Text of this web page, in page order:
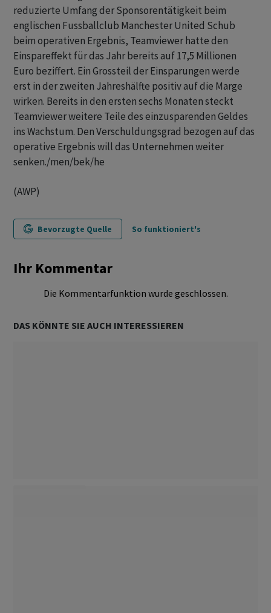
reduzierte Umfang der Sponsorentätigkeit beim
englischen Fussballclub Manchester United Schub
beim operativen Ergebnis, Teamviewer hatte den
Einspareffekt für das Jahr bereits auf 17,5 Millionen
Euro beziffert. Ein Grossteil der Einsparungen werde
erst in der zweiten Jahreshälfte positiv auf die Marge
wirken. Bereits in den ersten sechs Monaten steckt
Teamviewer weitere Teile des einzusparenden Geldes
ins Wachstum. Den Verschuldungsgrad bezogen auf das
operative Ergebnis will das Unternehmen weiter
senken./men/bek/he
(AWP)
Bevorzugte Quelle So funktioniert's
Ihr Kommentar
Die Kommentarfunktion wurde geschlossen.
DAS KÖNNTE SIE AUCH INTERESSIEREN